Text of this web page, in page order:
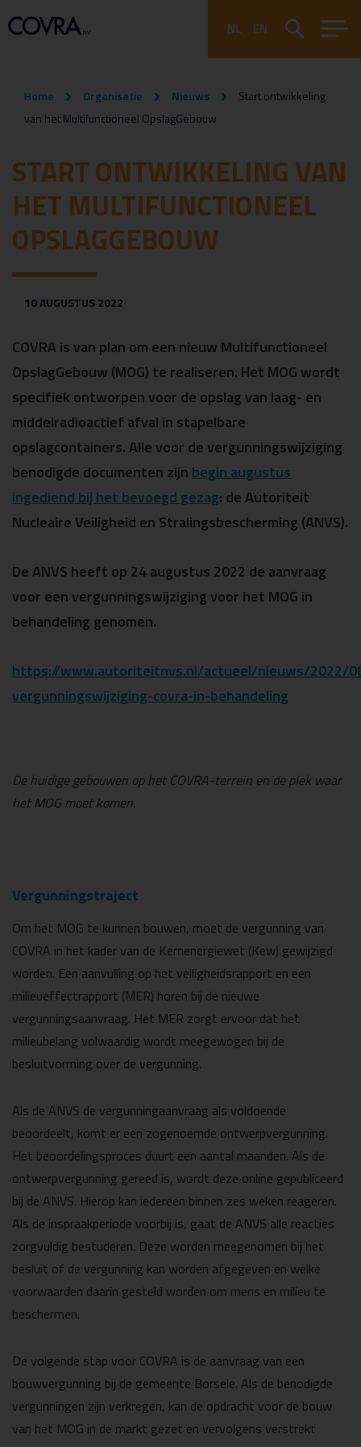
NL EN
Home Organisatie Nieuws
Start ontwikkeling
van het Multifunctioneel OpslagGebouw
START ONTWIKKELING VAN
HET MULTIFUNCTIONEEL
OPSLAGGEBOUW
10 AUGUSTUS 2022
COVRA is van plan om een nieuw Multifunctioneel
OpslagGebouw (MOG) te realiseren. Het MOG wordt
specifiek ontworpen voor de opslag van laag- en
middelradioactief afval in stapelbare
opslagcontainers. Alle voor de vergunningswijziging
benodigde documenten zijn begin augustus
ingediend bij het bevoegd gezag: de Autoriteit
Nucleaire Veiligheid en Stralingsbescherming (ANVS).
De ANVS heeft op 24 augustus 2022 de aanvraag
voor een vergunningswijziging voor het MOG in
behandeling genomen.
https://www.autoriteitnvs.nl/actueel/nieuws/2022/
vergunningswijziging-covra-in-behandeling
De huidige gebouwen op het COVRA-terrein en de plek waar
het MOG moet komen.
Vergunningstraject
Om het MOG te kunnen bouwen, moet de vergunning van
COVRA in het kader van de Kernenergiewet (Kew) gewijzigd
worden. Een aanvulling op het veiligheidsrapport en een
milieueffectrapport (MER) horen bij de nieuwe
vergunningsaanvraag. Het MER zorgt ervoor dat het
milieubelang volwaardig wordt meegewogen bij de
besluitvorming over de vergunning.
Als de ANVS de vergunningaanvraag als voldoende
beoordeelt, komt er een zogenoemde ontwerpvergunning.
Het beoordelingsproces duurt een aantal maanden. Als de
ontwerpvergunning gereed is, wordt deze online gepubliceerd
bij de ANVS. Hierop kan iedereen binnen zes weken reageren.
Als de inspraakperiode voorbij is, gaat de ANVS alle reacties
zorgvuldig bestuderen. Deze worden meegenomen bij het
besluit of de vergunning kan worden afgegeven en welke
voorwaarden daarin gesteld worden om mens en milieu te
beschermen.
De volgende stap voor COVRA is de aanvraag van een
bouwvergunning bij de gemeente Borsele. Als de benodigde
vergunningen zijn verkregen, kan de opdracht voor de bouw
van het MOG in de markt gezet en vervolgens verstrekt